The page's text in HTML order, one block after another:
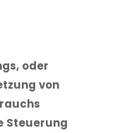
oder
von
Steuerung